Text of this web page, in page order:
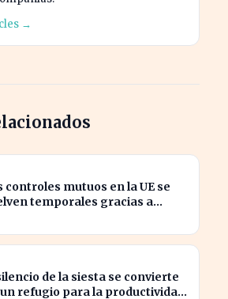
→
controles mutuos en la UE se
temporales gracias a
de la siesta se convierte
refugio para la productividad